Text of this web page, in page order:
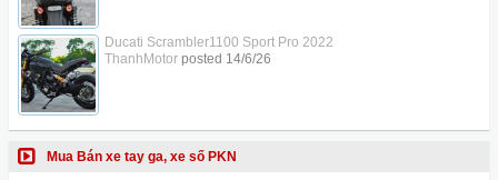
Ducati Scrambler1100 Sport Pro 2022
ThanhMotorposted 14/6/26
Mua Bán xe tay ga, xe số PKN